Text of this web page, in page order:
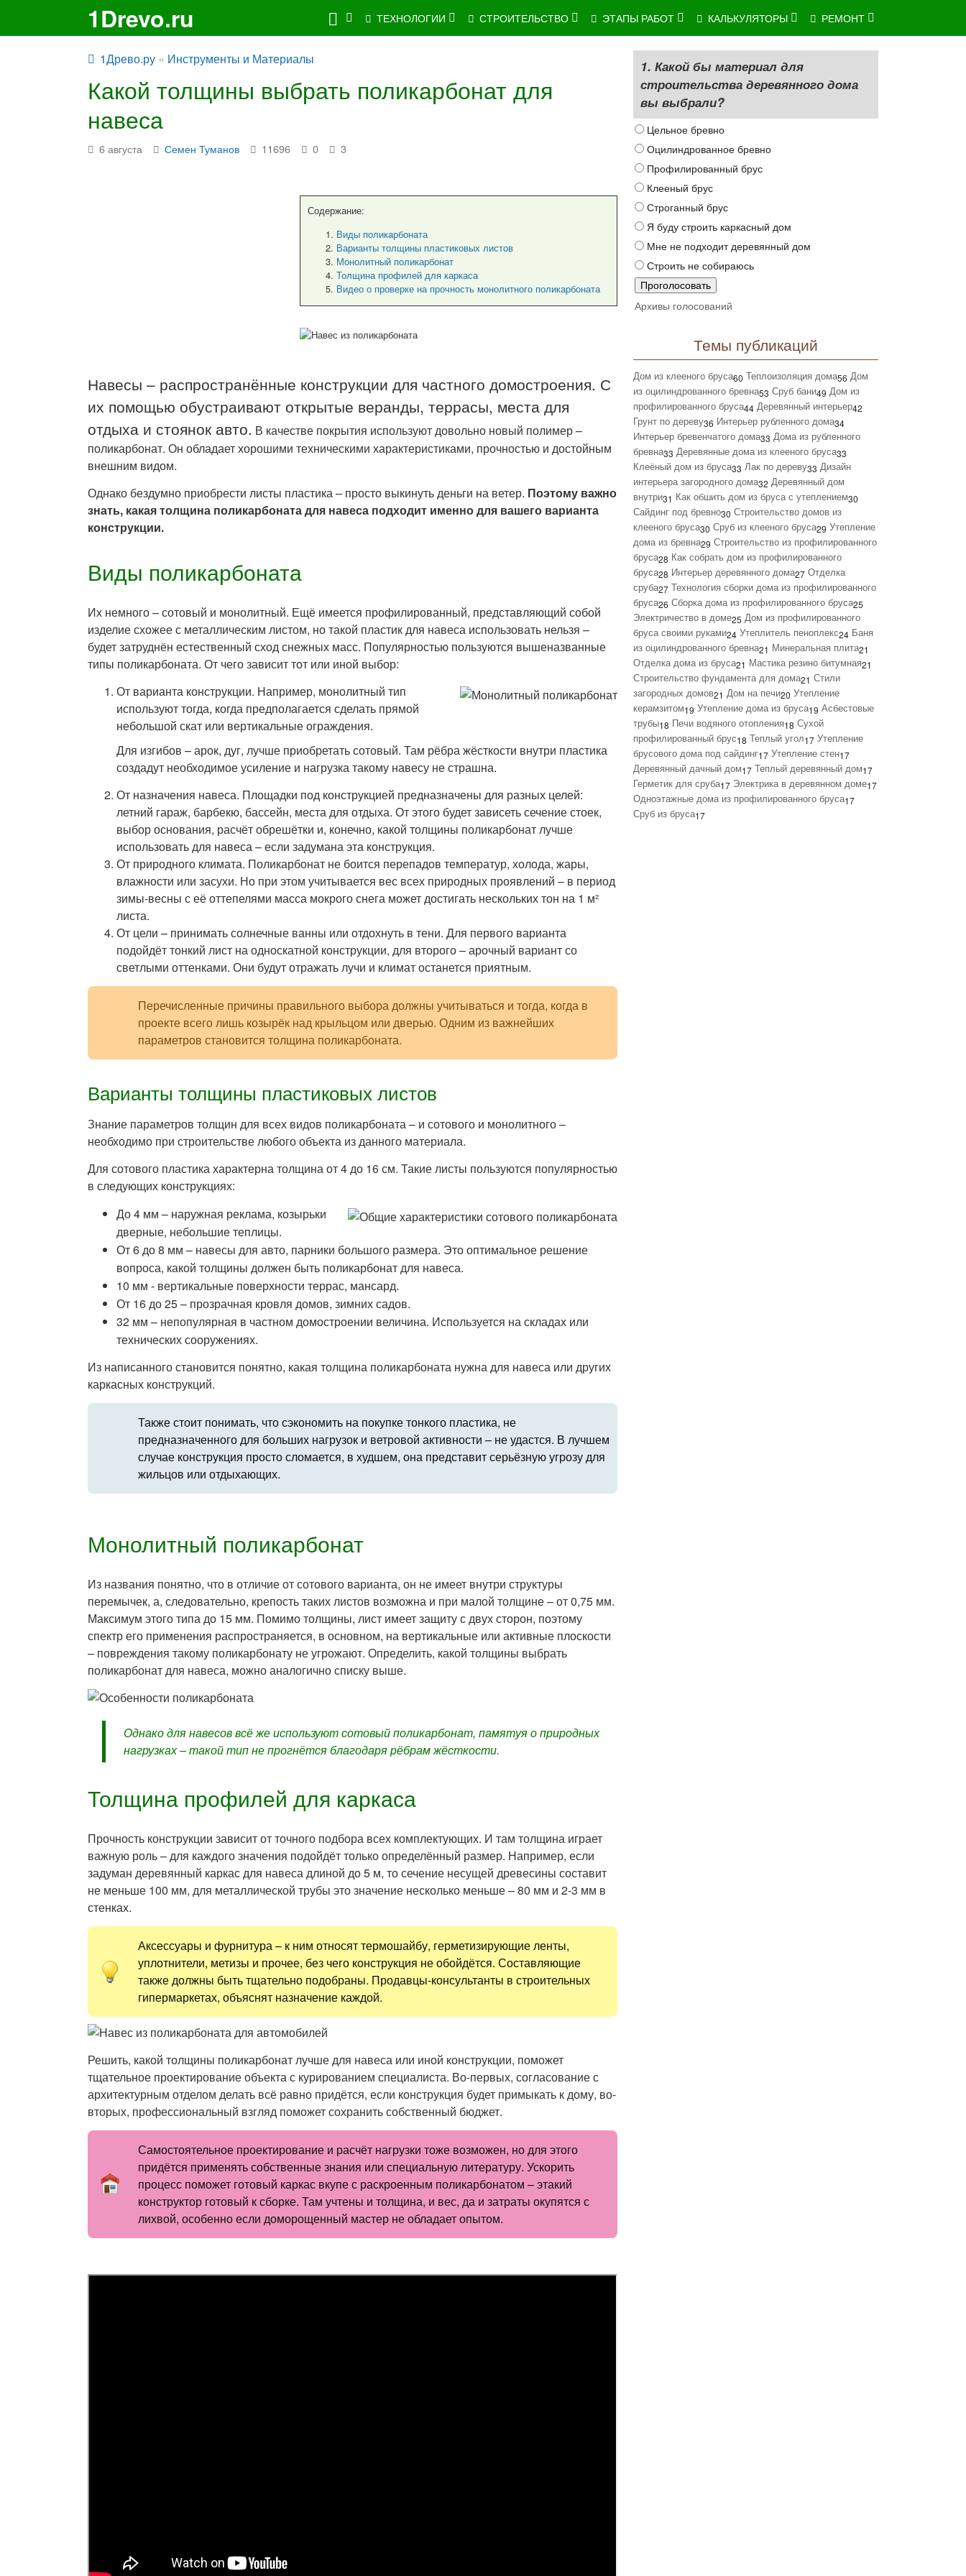
1Drevo.ru ТЕХНОЛОГИИ СТРОИТЕЛЬСТВО ЭТАПЫ РАБОТ КАЛЬКУЛЯТОРЫ РЕМОНТ
1Древо.ру « Инструменты и Материалы
Какой толщины выбрать поликарбонат для
навеса
6 августа Семен Туманов 11696 0 3
Содержание:
Виды поликарбоната
Варианты толщины пластиковых листов
Монолитный поликарбонат
Толщина профилей для каркаса
Видео о проверке на прочность монолитного поликарбоната
Навесы – распространённые конструкции для частного домостроения. С
их помощью обустраивают открытые веранды, террасы, места для
отдыха и стоянок авто. В качестве покрытия используют довольно новый полимер –
поликарбонат. Он обладает хорошими техническими характеристиками, прочностью и достойным
внешним видом.
Однако бездумно приобрести листы пластика – просто выкинуть деньги на ветер. Поэтому важно
знать, какая толщина поликарбоната для навеса подходит именно для вашего варианта
конструкции.
Виды поликарбоната
Их немного – сотовый и монолитный. Ещё имеется профилированный, представляющий собой
изделие схожее с металлическим листом, но такой пластик для навеса использовать нельзя –
будет затруднён естественный сход снежных масс. Популярностью пользуются вышеназванные
типы поликарбоната. От чего зависит тот или иной выбор:
От варианта конструкции. Например, монолитный тип
используют тогда, когда предполагается сделать прямой
небольшой скат или вертикальные ограждения.
Для изгибов – арок, дуг, лучше приобретать сотовый. Там рёбра жёсткости внутри пластика
создадут необходимое усиление и нагрузка такому навесу не страшна.
От назначения навеса. Площадки под конструкцией предназначены для разных целей:
летний гараж, барбекю, бассейн, места для отдыха. От этого будет зависеть сечение стоек,
выбор основания, расчёт обрешётки и, конечно, какой толщины поликарбонат лучше
использовать для навеса – если задумана эта конструкция.
От природного климата. Поликарбонат не боится перепадов температур, холода, жары,
влажности или засухи. Но при этом учитывается вес всех природных проявлений – в период
зимы-весны с её оттепелями масса мокрого снега может достигать нескольких тон на 1 м²
листа.
От цели – принимать солнечные ванны или отдохнуть в тени. Для первого варианта
подойдёт тонкий лист на односкатной конструкции, для второго – арочный вариант со
светлыми оттенками. Они будут отражать лучи и климат останется приятным.
Перечисленные причины правильного выбора должны учитываться и тогда, когда в
проекте всего лишь козырёк над крыльцом или дверью. Одним из важнейших
параметров становится толщина поликарбоната.
Варианты толщины пластиковых листов
Знание параметров толщин для всех видов поликарбоната – и сотового и монолитного –
необходимо при строительстве любого объекта из данного материала.
Для сотового пластика характерна толщина от 4 до 16 см. Такие листы пользуются популярностью
в следующих конструкциях:
До 4 мм – наружная реклама, козырьки
дверные, небольшие теплицы.
От 6 до 8 мм – навесы для авто, парники большого размера. Это оптимальное решение
вопроса, какой толщины должен быть поликарбонат для навеса.
10 мм - вертикальные поверхности террас, мансард.
От 16 до 25 – прозрачная кровля домов, зимних садов.
32 мм – непопулярная в частном домостроении величина. Используется на складах или
технических сооружениях.
Из написанного становится понятно, какая толщина поликарбоната нужна для навеса или других
каркасных конструкций.
Также стоит понимать, что сэкономить на покупке тонкого пластика, не
предназначенного для больших нагрузок и ветровой активности – не удастся. В лучшем
случае конструкция просто сломается, в худшем, она представит серьёзную угрозу для
жильцов или отдыхающих.
Монолитный поликарбонат
Из названия понятно, что в отличие от сотового варианта, он не имеет внутри структуры
перемычек, а, следовательно, крепость таких листов возможна и при малой толщине – от 0,75 мм.
Максимум этого типа до 15 мм. Помимо толщины, лист имеет защиту с двух сторон, поэтому
спектр его применения распространяется, в основном, на вертикальные или активные плоскости
– повреждения такому поликарбонату не угрожают. Определить, какой толщины выбрать
поликарбонат для навеса, можно аналогично списку выше.
Однако для навесов всё же используют сотовый поликарбонат, памятуя о природных
нагрузках – такой тип не прогнётся благодаря рёбрам жёсткости.
Толщина профилей для каркаса
Прочность конструкции зависит от точного подбора всех комплектующих. И там толщина играет
важную роль – для каждого значения подойдёт только определённый размер. Например, если
задуман деревянный каркас для навеса длиной до 5 м, то сечение несущей древесины составит
не меньше 100 мм, для металлической трубы это значение несколько меньше – 80 мм и 2-3 мм в
стенках.
Аксессуары и фурнитура – к ним относят термошайбу, герметизирующие ленты,
уплотнители, метизы и прочее, без чего конструкция не обойдётся. Составляющие
также должны быть тщательно подобраны. Продавцы-консультанты в строительных
гипермаркетах, объяснят назначение каждой.
Решить, какой толщины поликарбонат лучше для навеса или иной конструкции, поможет
тщательное проектирование объекта с курированием специалиста. Во-первых, согласование с
архитектурным отделом делать всё равно придётся, если конструкция будет примыкать к дому, во-
вторых, профессиональный взгляд поможет сохранить собственный бюджет.
Самостоятельное проектирование и расчёт нагрузки тоже возможен, но для этого
придётся применять собственные знания или специальную литературу. Ускорить
процесс поможет готовый каркас вкупе с раскроенным поликарбонатом – этакий
конструктор готовый к сборке. Там учтены и толщина, и вес, да и затраты окупятся с
лихвой, особенно если доморощенный мастер не обладает опытом.
1. Какой бы материал для
строительства деревянного дома
вы выбрали?
Цельное бревно
Оцилиндрованное бревно
Профилированный брус
Клееный брус
Строганный брус
Я буду строить каркасный дом
Мне не подходит деревянный дом
Строить не собираюсь
Архивы голосований
Темы публикаций
Дом из клееного бруса60 Теплоизоляция дома56 Дом
из оцилиндрованного бревна53 Сруб бани49 Дом из
профилированного бруса44 Деревянный интерьер42
Грунт по дереву36 Интерьер рубленного дома34
Интерьер бревенчатого дома33 Дома из рубленного
бревна33 Деревянные дома из клееного бруса33
Клеёный дом из бруса33 Лак по дереву33 Дизайн
интерьера загородного дома32 Деревянный дом
внутри31 Как обшить дом из бруса с утеплением30
Сайдинг под бревно30 Строительство домов из
клееного бруса30 Сруб из клееного бруса29 Утепление
дома из бревна29 Строительство из профилированного
бруса28 Как собрать дом из профилированного
бруса28 Интерьер деревянного дома27 Отделка
сруба27 Технология сборки дома из профилированного
бруса26 Сборка дома из профилированного бруса25
Электричество в доме25 Дом из профилированного
бруса своими руками24 Утеплитель пеноплекс24 Баня
из оцилиндрованного бревна21 Минеральная плита21
Отделка дома из бруса21 Мастика резино битумная21
Строительство фундамента для дома21 Стили
загородных домов21 Дом на печи20 Утепление
керамзитом19 Утепление дома из бруса19 Асбестовые
трубы18 Печи водяного отопления18 Сухой
профилированный брус18 Теплый угол17 Утепление
брусового дома под сайдинг17 Утепление стен17
Деревянный дачный дом17 Теплый деревянный дом17
Герметик для сруба17 Электрика в деревянном доме17
Одноэтажные дома из профилированного бруса17
Сруб из бруса17